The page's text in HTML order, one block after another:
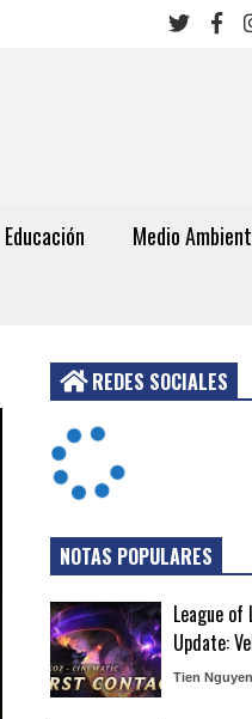
Educación
Medio
REDES SOCIALES
NOTAS POPULARES
League of
Update:
Tien Nguyen